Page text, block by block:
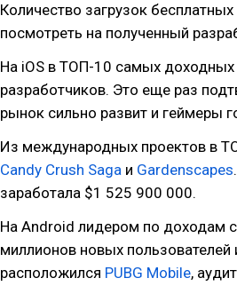
Количество загрузок
посмотреть на полученный
На iOS в ТОП-10 самых доходных
разработчиков. Это еще раз
рынок сильно развит и геймеры
Из международных проектов в
Candy Crush Saga и Gardenscapes
заработала $1 525 900 000.
На Android лидером по доходам
миллионов новых
расположился PUBG Mobile,